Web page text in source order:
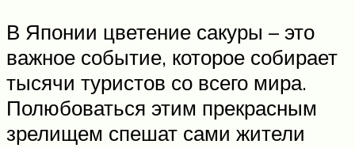
В Японии цветение сакуры – это
важное событие, которое собирает
тысячи туристов со всего мира.
Полюбоваться этим прекрасным
зрелищем спешат сами жители